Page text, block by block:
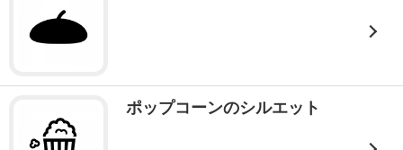
ポップコーンのシルエット